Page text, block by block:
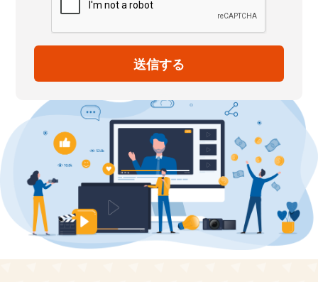
（４）個人情報の第三者提供について
取得した個人情報は法令等による場合を除
（５）個人情報の取扱いの委託について
部を委託する場合があります。
（６）個人情報を与えなかった場合に生じる結果
個人情報を与えることは任意です。個人情
報に関する情報の一部をご提供いただけな
い場合は、お問い合わせ内容に回答できな
い可能性があります。
（７）開示対象個人情報の開示等および問い合わ
せ窓口について
ご本人からの求めにより、当社が保有する